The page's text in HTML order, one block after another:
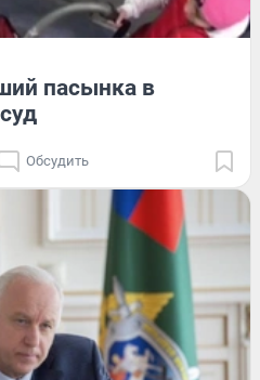
пасынка в
Обсудить